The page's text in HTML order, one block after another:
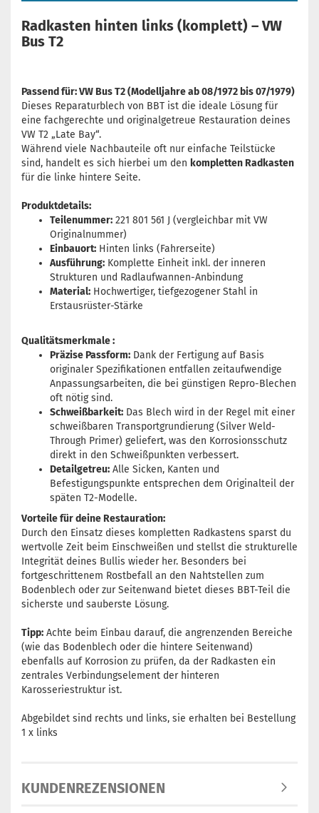
Radkasten hinten links (komplett) – VW
Bus T2
Passend für: VW Bus T2 (Modelljahre ab 08/1972 bis 07/1979)
Dieses Reparaturblech von BBT ist die ideale Lösung für
eine fachgerechte und originalgetreue Restauration deines
VW T2 „Late Bay“.
Während viele Nachbauteile oft nur einfache Teilstücke
sind, handelt es sich hierbei um den kompletten Radkasten
für die linke hintere Seite.
Produktdetails:
Teilenummer: 221 801 561 J (vergleichbar mit VW
Originalnummer)
Einbauort: Hinten links (Fahrerseite)
Ausführung: Komplette Einheit inkl. der inneren
Strukturen und Radlaufwannen-Anbindung
Material: Hochwertiger, tiefgezogener Stahl in
Erstausrüster-Stärke
Qualitätsmerkmale :
Präzise Passform: Dank der Fertigung auf Basis
originaler Spezifikationen entfallen zeitaufwendige
Anpassungsarbeiten, die bei günstigen Repro-Blechen
oft nötig sind.
Schweißbarkeit: Das Blech wird in der Regel mit einer
schweißbaren Transportgrundierung (Silver Weld-
Through Primer) geliefert, was den Korrosionsschutz
direkt in den Schweißpunkten verbessert.
Detailgetreu: Alle Sicken, Kanten und
Befestigungspunkte entsprechen dem Originalteil der
späten T2-Modelle.
Vorteile für deine Restauration:
Durch den Einsatz dieses kompletten Radkastens sparst du
wertvolle Zeit beim Einschweißen und stellst die strukturelle
Integrität deines Bullis wieder her. Besonders bei
fortgeschrittenem Rostbefall an den Nahtstellen zum
Bodenblech oder zur Seitenwand bietet dieses BBT-Teil die
sicherste und sauberste Lösung.
Tipp: Achte beim Einbau darauf, die angrenzenden Bereiche
(wie das Bodenblech oder die hintere Seitenwand)
ebenfalls auf Korrosion zu prüfen, da der Radkasten ein
zentrales Verbindungselement der hinteren
Karosseriestruktur ist.
Abgebildet sind rechts und links, sie erhalten bei Bestellung
1 x links
KUNDENREZENSIONEN